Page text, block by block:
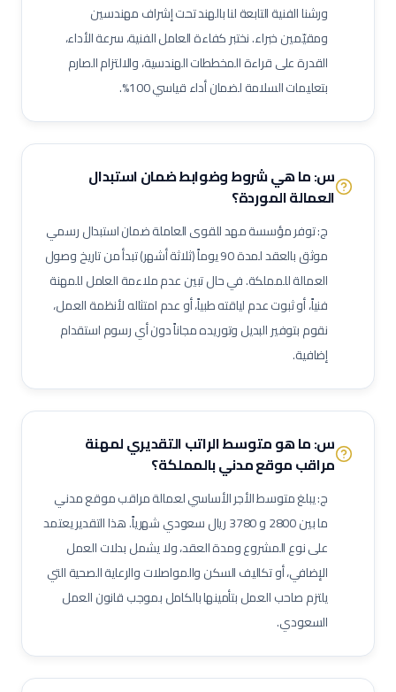
فني أنظمة تحكم وآلات دقيقة
فني أنظمة تكييف متغير التدفق (VRF)
فني وحدات مناولة هواء (AHU)
فني وحدات ملف ومروحة (FCU)
ممرض عام / ممرضة عامة
ممرض عناية مركزة
فني أشعة تلفزيونية / سونار
أخصائي صحة فم وأسنان
فني بصريات / عيون
فني قسطرة وقلب
مساعد صيدلي
موظف استقبال طبي
مساعد تمريض جناح (Ward Boy)
مرافق مستشفى / عامل رعاية
مهندس أجهزة طبية
أخصائي علاج تنفسي
أخصائي تغذية
أخصائي نفسي إكلينيكي
أخصائي ترميز طبي
ممرض مكافحة عدوى
لحام 6 جي (6G Welder)
لحام خطوط أنابيب
فني تربيط وإشهار (Rigger)
لحام ميج (MIG Welder)
مفتش اختبارات غير إتلافية (NDT)
مشرف أعمال سكلات / داربسين
مشرف أعمال عزل صناعي
مشرف أعمال دهان صناعي
فني رش رملي ودهان
مفتش طلاء وعزل
فني صيانة أثناء الإيقاف (Shutdown)
فني توربينات
فني معدات دوارة
مشغل عمليات إنتاج
مشغل غرفة تحكم
مسؤول سلامة وصحة مهنية (نفط وغاز)
مراقب حرائق وسلامة
منسق تصاريح عمل
مهندس أجهزة دقيقة
فني صمامات
فني اختبار هيدروليكي
ورشنا الفنية التابعة لنا بالهند تحت إشراف مهندسين
ومقيّمين خبراء. نختبر كفاءة العامل الفنية، سرعة الأداء،
القدرة على قراءة المخططات الهندسية، والالتزام الصارم
بتعليمات السلامة لضمان أداء قياسي 100%.
س: ما هي شروط وضوابط ضمان استبدال
العمالة الموردة؟
ج: توفر مؤسسة مهد للقوى العاملة ضمان استبدال رسمي
موثق بالعقد لمدة 90 يوماً (ثلاثة أشهر) تبدأ من تاريخ وصول
العمالة للمملكة. في حال تبين عدم ملاءمة العامل للمهنة
فنياً، أو ثبوت عدم لياقته طبياً، أو عدم امتثاله لأنظمة العمل،
نقوم بتوفير البديل وتوريده مجاناً دون أي رسوم استقدام
إضافية.
س: ما هو متوسط الراتب التقديري لمهنة
مراقب موقع مدنيبالمملكة؟
ج: يبلغ متوسط الأجر الأساسي لعمالةمراقب موقع مدني
ما بين2800و3780ريال سعودي شهرياً. هذا التقدير يعتمد
على نوع المشروع ومدة العقد، ولا يشمل بدلات العمل
الإضافي، أو تكاليف السكن والمواصلات والرعاية الصحية التي
يلتزم صاحب العمل بتأمينها بالكامل بموجب قانون العمل
السعودي.